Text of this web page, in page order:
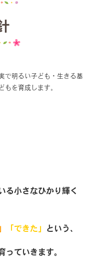
で明るい子ども・生きる基
もを育成します。
る小さなひかり輝く
「できた」 という、
っていきます。